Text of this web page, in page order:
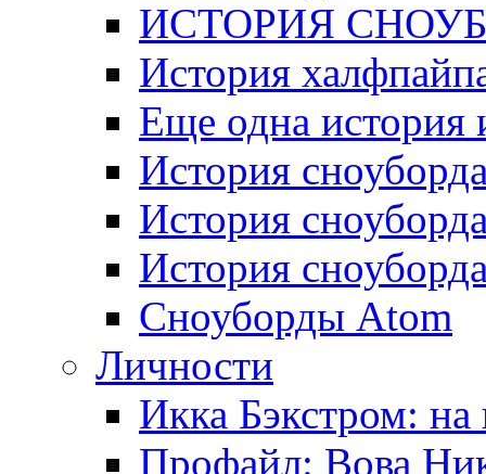
ИСТОРИЯ
История
Еще одна история
История
История
История
Сноуборды Atom
Личности
Икка Бэкстром:
Профайл: Вова